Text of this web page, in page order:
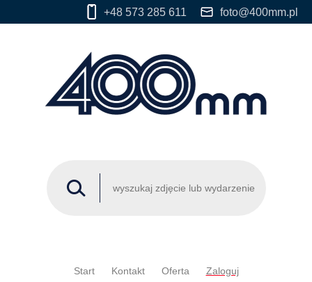
+48 573 285 611 foto@400mm.pl
Start Kontakt Oferta Zaloguj